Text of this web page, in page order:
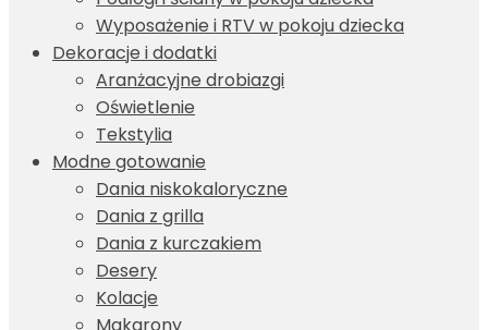
Wyposażenie i RTV w pokoju dziecka
Dekoracje i dodatki
Aranżacyjne drobiazgi
Oświetlenie
Tekstylia
Modne gotowanie
Dania niskokaloryczne
Dania z grilla
Dania z kurczakiem
Desery
Kolacje